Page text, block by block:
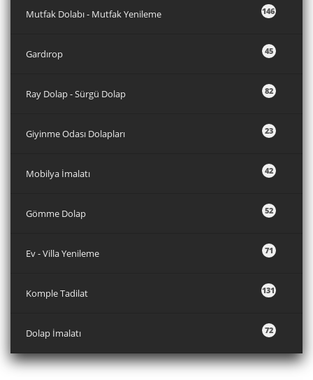
146
Mutfak Dolabı - Mutfak Yenileme
45
Gardırop
82
Ray Dolap - Sürgü Dolap
23
Giyinme Odası Dolapları
42
Mobilya İmalatı
52
Gömme Dolap
71
Ev - Villa Yenileme
131
Komple Tadilat
72
Dolap İmalatı